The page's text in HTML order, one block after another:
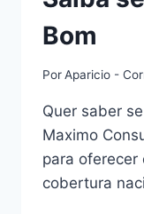
Bom
PorAparicio -
Quer saber
Maximo
para oferecer
cobertura